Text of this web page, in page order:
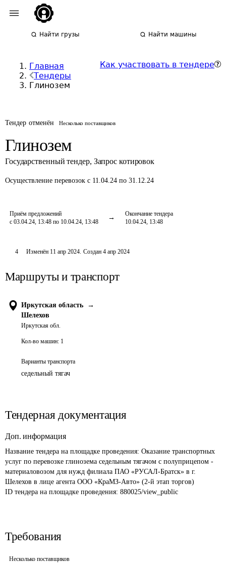
Найти грузы Найти машины
Главная
Тендеры
Глинозем
Как участвовать в тендере
Тендер отменён Несколько поставщиков
Глинозем
Государственный тендер, Запрос котировок
Осуществление перевозок с 11.04.24 по 31.12.24
Приём предложений
с 03.04.24, 13:48 по 10.04.24, 13:48
Окончание тендера
10.04.24, 13:48
4 Изменён 11 апр 2024. Создан 4 апр 2024
Маршруты и транспорт
Иркутская область
→
Шелехов
Иркутская обл.
Кол-во машин: 1
Варианты транспорта
седельный тягач
Тендерная документация
Доп. информация
Название тендера на площадке проведения: Оказание транспортных
услуг по перевозке глинозема седельным тягачом с полуприцепом -
материаловозом для нужд филиала ПАО «РУСАЛ-Братск» в г.
Шелехов в лице агента ООО «КраМЗ-Авто» (2-й этап торгов)
ID тендера на площадке проведения: 880025/view_public
Требования
Несколько поставщиков